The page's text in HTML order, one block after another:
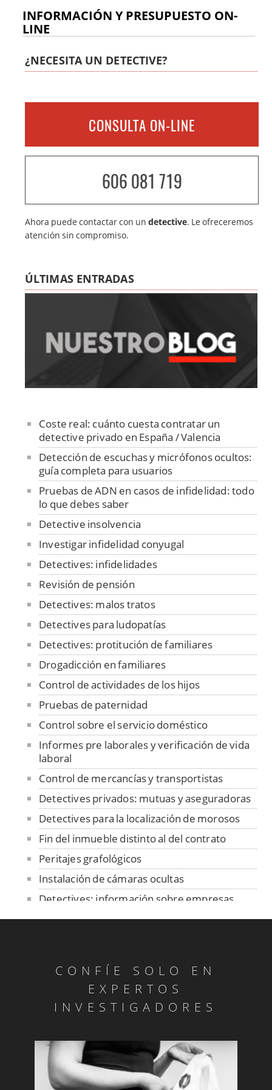
INFORMACIÓN Y PRESUPUESTO ON-
LINE
¿NECESITA UN DETECTIVE?
CONSULTA ON-LINE
606 081 719
Ahora puede contactar con undetective. Le ofreceremos
atención sin compromiso.
ÚLTIMAS ENTRADAS
Coste real: cuánto cuesta contratar un
detective privado en España / Valencia
Detección de escuchas y micrófonos ocultos:
guía completa para usuarios
Pruebas de ADN en casos de infidelidad: todo
lo que debes saber
Detective insolvencia
Investigar infidelidad conyugal
Detectives: infidelidades
Revisión de pensión
Detectives: malos tratos
Detectives para ludopatías
Detectives: protitución de familiares
Drogadicción en familiares
Control de actividades de los hijos
Pruebas de paternidad
Control sobre el servicio doméstico
Informes pre laborales y verificación de vida
laboral
Control de mercancías y transportistas
Detectives privados: mutuas y aseguradoras
Detectives para la localización de morosos
Fin del inmueble distinto al del contrato
Peritajes grafológicos
Instalación de cámaras ocultas
Detectives: información sobre empresas
Fiestas de Rivas - Vacas en la plaza
Informes de personalidad
Investigadores para descubrir competencia
deseal
Detectives: infidelidades
CONFÍE SOLO EN
EXPERTOS
INVESTIGADORES